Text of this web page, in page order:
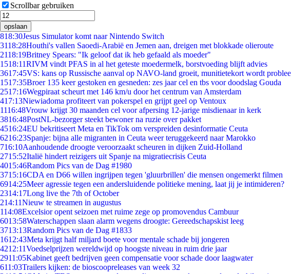
Scrollbar gebruiken
opslaan
818:30Jesus Simulator komt naar Nintendo Switch
3118:28Houthi's vallen Saoedi-Arabië en Jemen aan, dreigen met blokkade olieroute
2118:19Britney Spears: "Ik geloof dat ik heb gefaald als moeder"
1518:11RIVM vindt PFAS in al het geteste moedermelk, borstvoeding blijft advies
3617:45VS: kans op Russische aanval op NAVO-land groeit, munitietekort wordt
1517:35Broer 135 keer gestoken en gesneden: zes jaar cel en tbs voor doodslag Gouda
2517:16Wegpiraat scheurt met 146 km/u door het centrum van Amsterdam
417:13Niewiadoma profiteert van pokerspel en grijpt geel op Ventoux
1116:48Vrouw krijgt 30 maanden cel voor afpersing 12-jarige misdienaar in kerk
3816:48PostNL-bezorger steekt bewoner na ruzie over pakket
4516:24EU bekritiseert Meta en TikTok om verspreiden desinformatie Ceuta
6216:23Spanje: bijna alle migranten in Ceuta weer teruggekeerd naar Marokko
716:10Aanhoudende droogte veroorzaakt scheuren in dijken Zuid-Holland
2715:52Italië hindert reizigers uit Spanje na migratiecrisis Ceuta
4015:46Random Pics van de Dag #1980
3715:16CDA en D66 willen ingrijpen tegen 'gluurbrillen' die mensen ongemerkt filmen
6914:25Meer agressie tegen een andersluidende politieke mening, laat jij je intimideren?
2314:17Long live the 7th of October
214:11Nieuw te streamen in augustus
114:08Excelsior opent seizoen met ruime zege op promovendus Cambuur
6013:58Waterschappen slaan alarm wegens droogte: Gereedschapskist leeg
3713:13Random Pics van de Dag #1833
1612:43Meta krijgt half miljard boete voor mentale schade bij jongeren
4212:11Voedselprijzen wereldwijd op hoogste niveau in ruim drie jaar
2911:05Kabinet geeft bedrijven geen compensatie voor schade door laagwater
611:03Trailers kijken: de bioscoopreleases van week 32